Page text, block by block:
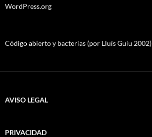
WordPress.org
Código abierto y bacterias (por Lluís Guiu 2002)
AVISO LEGAL
PRIVACIDAD